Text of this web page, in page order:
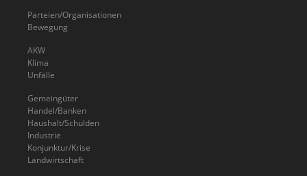
Parteien/Organisationen
Bewegung
AKW
Klima
Unfälle
Gemeingüter
Handel/Banken
Haushalt/Schulden
Industrie
Konjunktur/Krise
Landwirtschaft